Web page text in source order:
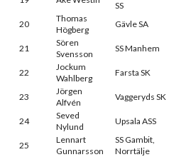
SS
20
Thomas
Högberg
Gävle SA
21
Sören
Svensson
SS Manhem
22
Jockum
Wahlberg
Farsta SK
23
Jörgen
Alfvén
Vaggeryds SK
24
Seved
Nylund
Upsala ASS
25
Lennart
Gunnarsson
SS Gambit,
Norrtälje